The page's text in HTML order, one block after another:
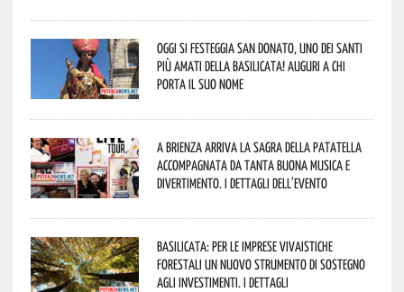
Oggi si festeggia San Donato, uno dei Santi
più amati della Basilicata! Auguri a chi
porta il suo nome
A Brienza arriva la Sagra della Patatella
accompagnata da tanta buona musica e
divertimento. I dettagli dell’evento
Basilicata: per le imprese vivaistiche
forestali un nuovo strumento di sostegno
agli investimenti. I dettagli